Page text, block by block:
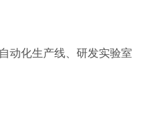
动化生产线、研发实验室